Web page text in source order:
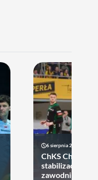
6 sierpnia 2026 10:14
ChKS Chełm
stabilizację.
zawodników